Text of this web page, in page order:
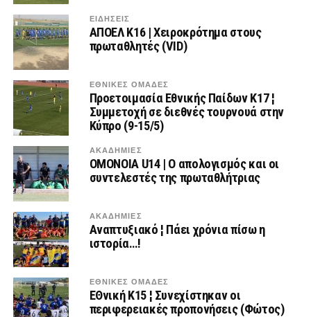
ΕΙΔΗΣΕΙΣ
ΑΠΟΕΛ Κ16 | Χειροκρότημα στους
πρωταθλητές (VID)
ΕΘΝΙΚΕΣ ΟΜΑΔΕΣ
Προετοιμασία Εθνικής Παίδων Κ17 ¦
Συμμετοχή σε διεθνές τουρνουά στην
Κύπρο (9-15/5)
ΑΚΑΔΗΜΙΕΣ
ΟΜΟΝΟΙΑ U14 | Ο απολογισμός και οι
συντελεστές της πρωταθλήτριας
ΑΚΑΔΗΜΙΕΣ
Αναπτυξιακό ¦ Πάει χρόνια πίσω η
ιστορία…!
ΕΘΝΙΚΕΣ ΟΜΑΔΕΣ
ΕΘνική Κ15 ¦ Συνεχίστηκαν οι
περιφερειακές προπονήσεις (Φώτος)